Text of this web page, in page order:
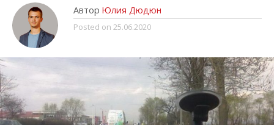
Автор Юлия Дюдюн
Posted on 25.06.2020